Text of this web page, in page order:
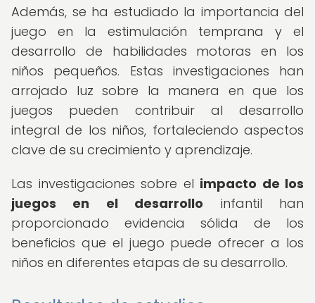
Además, se ha estudiado la importancia del
juego en la estimulación temprana y el
desarrollo de habilidades motoras en los
niños pequeños. Estas investigaciones han
arrojado luz sobre la manera en que los
juegos pueden contribuir al desarrollo
integral de los niños, fortaleciendo aspectos
clave de su crecimiento y aprendizaje.
Las investigaciones sobre el impacto de los
juegos en el desarrollo infantil han
proporcionado evidencia sólida de los
beneficios que el juego puede ofrecer a los
niños en diferentes etapas de su desarrollo.